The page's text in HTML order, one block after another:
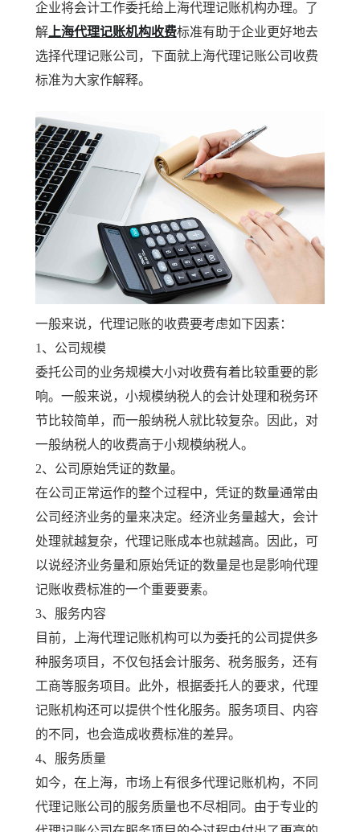
企业将会计工作委托给上海代理记账机构办理。了
解上海代理记账机构收费标准有助于企业更好地去
选择代理记账公司，下面就上海代理记账公司收费
标准为大家作解释。
一般来说，代理记账的收费要考虑如下因素：
1、公司规模
委托公司的业务规模大小对收费有着比较重要的影
响。一般来说，小规模纳税人的会计处理和税务环
节比较简单，而一般纳税人就比较复杂。因此，对
一般纳税人的收费高于小规模纳税人。
2、公司原始凭证的数量。
在公司正常运作的整个过程中，凭证的数量通常由
公司经济业务的量来决定。经济业务量越大，会计
处理就越复杂，代理记账成本也就越高。因此，可
以说经济业务量和原始凭证的数量是也是影响代理
记账收费标准的一个重要要素。
3、服务内容
目前，上海代理记账机构可以为委托的公司提供多
种服务项目，不仅包括会计服务、税务服务，还有
工商等服务项目。此外，根据委托人的要求，代理
记账机构还可以提供个性化服务。服务项目、内容
的不同，也会造成收费标准的差异。
4、服务质量
如今，在上海，市场上有很多代理记账机构，不同
代理记账公司的服务质量也不尽相同。由于专业的